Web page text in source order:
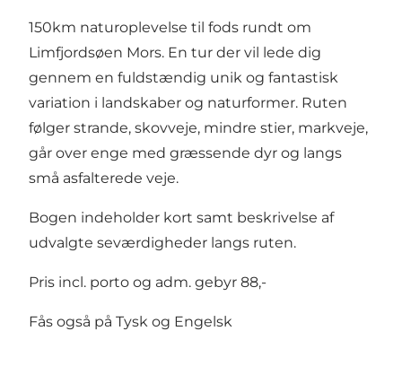
150km naturoplevelse til fods rundt om
Limfjordsøen Mors. En tur der vil lede dig
gennem en fuldstændig unik og fantastisk
variation i landskaber og naturformer. Ruten
følger strande, skovveje, mindre stier, markveje,
går over enge med græssende dyr og langs
små asfalterede veje.
Bogen indeholder kort samt beskrivelse af
udvalgte seværdigheder langs ruten.
Pris incl. porto og adm. gebyr 88,-
Fås også på Tysk og Engelsk